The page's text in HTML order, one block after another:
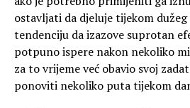
ostavljati da djeluje tijekom
tendenciju da izazove suprotan
potpuno ispere nakon nekoliko
za to vrijeme već obavio svoj
ponoviti nekoliko puta tijekom